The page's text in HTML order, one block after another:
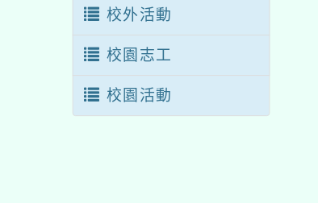
校外活動
校園志工
校園活動